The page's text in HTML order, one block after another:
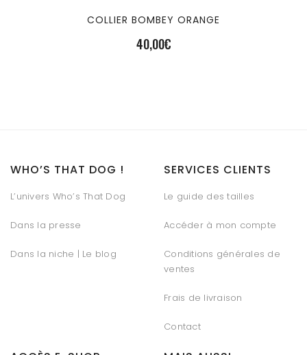
COLLIER BOMBEY ORANGE
40,00€
WHO’S THAT DOG !
L’univers Who’s That Dog
Dans la presse
Dans la niche | Le blog
SERVICES CLIENTS
Le guide des tailles
Accéder à mon compte
Conditions générales de
ventes
Frais de livraison
Contact